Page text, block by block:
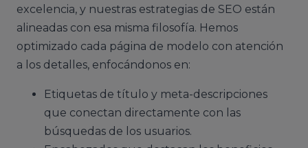
excelencia, y nuestras estrategias de SEO están
alineadas con esa misma filosofía. Hemos
optimizado cada página de modelo con atención
a los detalles, enfocándonos en:
Etiquetas de título y meta-descripciones
que conectan directamente con las
búsquedas de los usuarios.